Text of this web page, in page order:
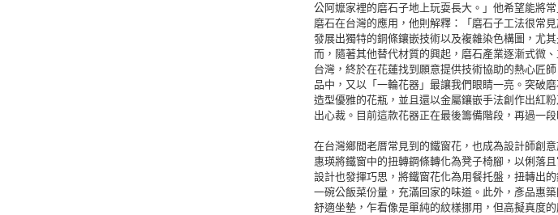
公阿嬤家裡的磨石子地上玩耍長大。」他希望能將
磨石在台灣的應用，他則解釋：「磨石子工法很常
發展出獨特的銅條鑲嵌技術以及複雜染色構圖，尤
而，隨著其他替代材質的興起，磨石產業逐漸式微
台灣，終於在花蓮找到願意提供技術協助的熱心匠
品中，又以「一輪花器」最讓我們眼睛一亮。突破
造型優雅的花瓶，並且還以金屬鑲嵌手法創作出紅
出心裁。目前這款花器正在最後籌備階段，再過一
在台灣鄉間老厝常見到的鐵窗花，也成為設計師創
惠瑛將鐵窗中的扭轉鋼條轉化為凳子椅腳，以俐落
設計也發揮巧思，將鐵窗花化為用餐托盤，扭轉出
一碗公飯菜份量，充滿回家的味道。此外，彥品惠
舒適坐墊，乍看像是單純的紋樣挪用，但高擬真度